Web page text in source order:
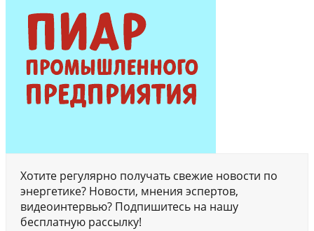
Хотите регулярно получать свежие новости по
энергетике? Новости, мнения эспертов,
видеоинтервью? Подпишитесь на нашу
бесплатную рассылку!